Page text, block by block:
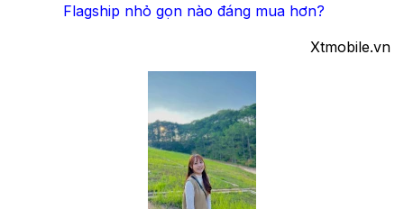
Flagship nhỏ gọn nào đáng mua hơn?
Xtmobile.vn